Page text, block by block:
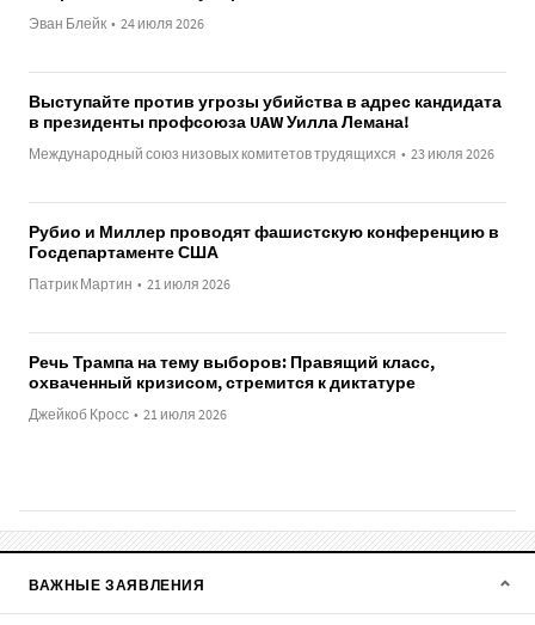
Эван Блейк • 24 июля 2026
Выступайте против угрозы убийства в адрес кандидата
в президенты профсоюза UAW Уилла Лемана!
Международный союз низовых комитетов трудящихся • 23 июля 2026
Рубио и Миллер проводят фашистскую конференцию в
Госдепартаменте США
Патрик Мартин • 21 июля 2026
Речь Трампа на тему выборов: Правящий класс,
охваченный кризисом, стремится к диктатуре
Джейкоб Кросс • 21 июля 2026
ВАЖНЫЕ ЗАЯВЛЕНИЯ